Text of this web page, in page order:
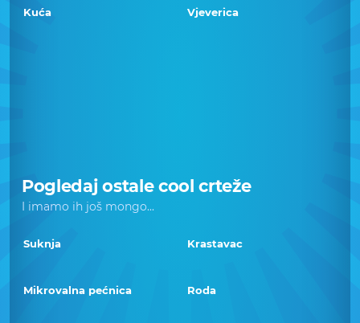
Kuća Vjeverica
Pogledaj ostale cool crteže
I imamo ih još mongo...
Suknja Krastavac
Mikrovalna pećnica Roda